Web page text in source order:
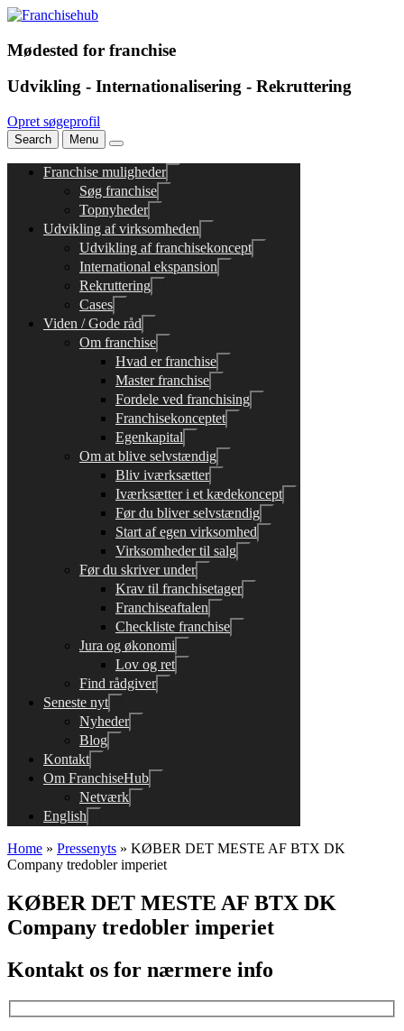
Mødested for franchise
Udvikling - Internationalisering - Rekruttering
Opret søgeprofil
Search Menu
Franchise muligheder
Søg franchise
Topnyheder
Udvikling af virksomheden
Udvikling af franchisekoncept
International ekspansion
Rekruttering
Cases
Viden / Gode råd
Om franchise
Hvad er franchise
Master franchise
Fordele ved franchising
Franchisekonceptet
Egenkapital
Om at blive selvstændig
Bliv iværksætter
Iværksætter i et kædekoncept
Før du bliver selvstændig
Start af egen virksomhed
Virksomheder til salg
Før du skriver under
Krav til franchisetager
Franchiseaftalen
Checkliste franchise
Jura og økonomi
Lov og ret
Find rådgiver
Seneste nyt
Nyheder
Blog
Kontakt
Om FranchiseHub
Netværk
English
Home » Pressenyts » KØBER DET MESTE AF BTX DK
Company tredobler imperiet
KØBER DET MESTE AF BTX DK
Company tredobler imperiet
Kontakt os for nærmere info